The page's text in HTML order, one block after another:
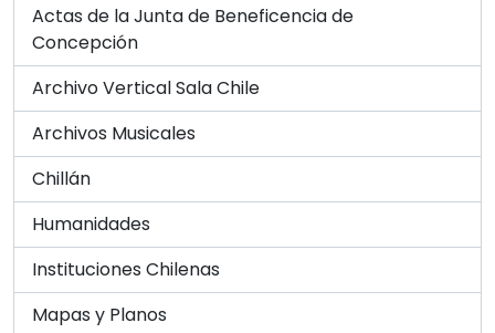
Actas de la Junta de Beneficencia de
Concepción
Archivo Vertical Sala Chile
Archivos Musicales
Chillán
Humanidades
Instituciones Chilenas
Mapas y Planos